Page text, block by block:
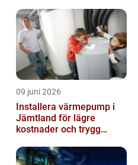
09 juni 2026
Installera värmepump i
Jämtland för lägre
kostnader och trygg